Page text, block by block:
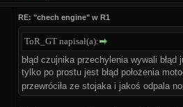
RE: "chech engine" w R1
ToR_GT napisał(a):
błąd czujnika przechylenia wywali
tylko po prostu jest błąd położenia
przewróciła ze stojaka i jakoś odpala